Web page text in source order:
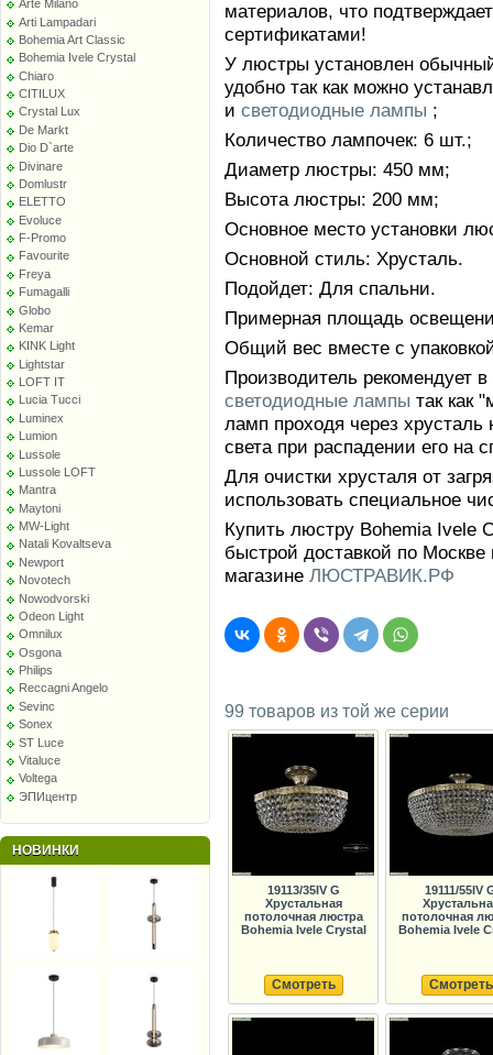
Arte Milano
Arti Lampadari
Bohemia Art Classic
Bohemia Ivele Crystal
Chiaro
CITILUX
Crystal Lux
De Markt
Dio D`arte
Divinare
Domlustr
ELETTO
Evoluce
F-Promo
Favourite
Freya
Fumagalli
Globo
Kemar
KINK Light
Lightstar
LOFT IT
Lucia Tucci
Luminex
Lumion
Lussole
Lussole LOFT
Mantra
Maytoni
MW-Light
Natali Kovaltseva
Newport
Novotech
Nowodvorski
Odeon Light
Omnilux
Osgona
Philips
Reccagni Angelo
Sevinc
Sonex
ST Luce
Vitaluce
Voltega
ЭПИцентр
НОВИНКИ
материалов, что
сертификатами!
У люстры установлен
удобно так как можно
и светодиодные лампы ;
Количество лампочек: 6 шт.;
Диаметр люстры: 450 мм;
Высота люстры: 200 мм;
Основное место установки
Основной стиль: Хрусталь.
Подойдет: Для спальни.
Примерная площадь
Общий вес вместе с
Производитель рекомендует
светодиодные лампы так как
ламп проходя через хрусталь
света при распадении его на
Для очистки хрусталя от
использовать специальное
Купить люстру Bohemia Ivele
быстрой доставкой по
магазине ЛЮСТРАВИК.РФ
99 товаров из той же серии
19113/35IV G
Хрустальная
потолочная люстра
Bohemia Ivele Crystal
Смотреть
19111/55IV
потолочная
Bohemia Ivele
Смотреть